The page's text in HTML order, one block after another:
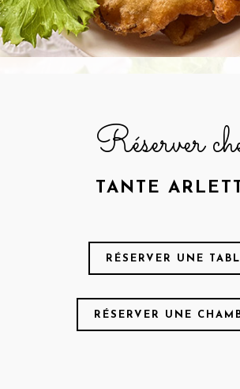
Réserver
TANTE
RÉSERVER UNE
RÉSERVER UNE